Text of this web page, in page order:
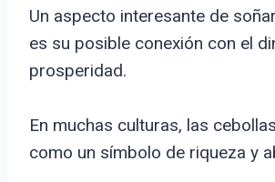
Un aspecto interesante de
es su posible conexión con el
prosperidad.
En muchas culturas, las
como un símbolo de riqueza y